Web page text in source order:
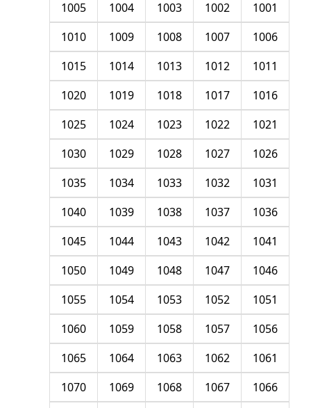
1001
1002
1003
1004
1005
1006
1007
1008
1009
1010
1011
1012
1013
1014
1015
1016
1017
1018
1019
1020
1021
1022
1023
1024
1025
1026
1027
1028
1029
1030
1031
1032
1033
1034
1035
1036
1037
1038
1039
1040
1041
1042
1043
1044
1045
1046
1047
1048
1049
1050
1051
1052
1053
1054
1055
1056
1057
1058
1059
1060
1061
1062
1063
1064
1065
1066
1067
1068
1069
1070